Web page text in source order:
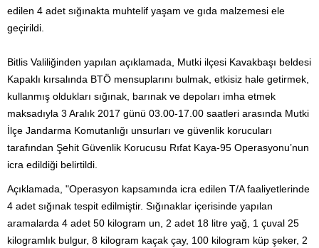
edilen 4 adet sığınakta muhtelif yaşam ve gıda malzemesi ele
geçirildi.
Bitlis Valiliğinden yapılan açıklamada, Mutki ilçesi Kavakbaşı beldesi
Kapaklı kırsalında BTÖ mensuplarını bulmak, etkisiz hale getirmek,
kullanmış oldukları sığınak, barınak ve depoları imha etmek
maksadıyla 3 Aralık 2017 günü 03.00-17.00 saatleri arasında Mutki
İlçe Jandarma Komutanlığı unsurları ve güvenlik korucuları
tarafından Şehit Güvenlik Korucusu Rıfat Kaya-95 Operasyonu’nun
icra edildiği belirtildi.
Açıklamada, "Operasyon kapsamında icra edilen T/A faaliyetlerinde
4 adet sığınak tespit edilmiştir. Sığınaklar içerisinde yapılan
aramalarda 4 adet 50 kilogram un, 2 adet 18 litre yağ, 1 çuval 25
kilogramlık bulgur, 8 kilogram kaçak çay, 100 kilogram küp şeker, 2